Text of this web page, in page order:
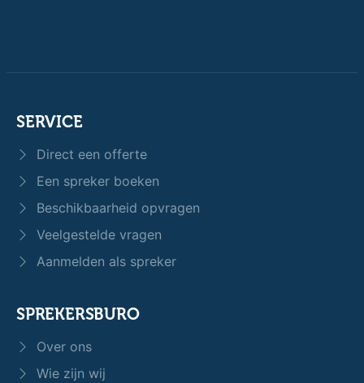
SERVICE
Direct een offerte
Een spreker boeken
Beschikbaarheid opvragen
Veelgestelde vragen
Aanmelden als spreker
SPREKERSBURO
Over ons
Wie zijn wij